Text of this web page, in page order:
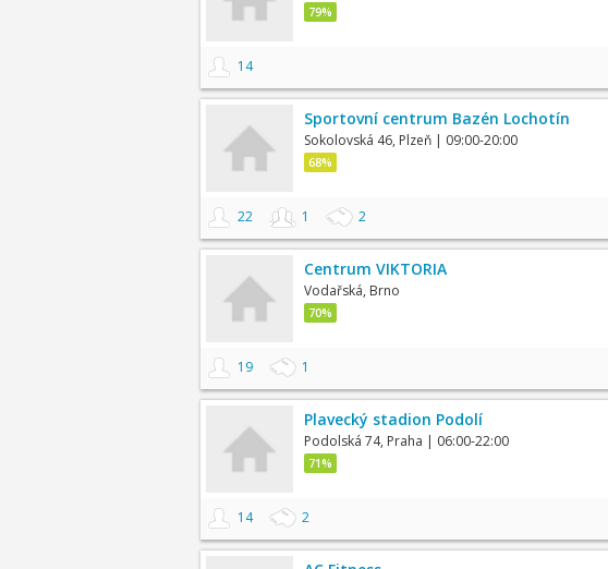
79%
14
Sportovní centrum Bazén Lochotín
Sokolovská 46, Plzeň | 09:00-20:00
68%
22 1 2
Centrum VIKTORIA
Vodařská, Brno
70%
19 1
Plavecký stadion Podolí
Podolská 74, Praha | 06:00-22:00
71%
14 2